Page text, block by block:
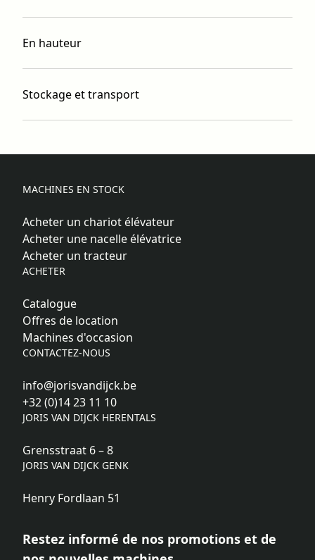
En hauteur
Stockage et transport
MACHINES EN STOCK
Acheter un chariot élévateur
Acheter une nacelle élévatrice
Acheter un tracteur
ACHETER
Catalogue
Offres de location
Machines d'occasion
CONTACTEZ-NOUS
info@jorisvandijck.be
+32 (0)14 23 11 10
JORIS VAN DIJCK HERENTALS
Grensstraat 6 – 8
JORIS VAN DIJCK GENK
Henry Fordlaan 51
Restez informé de nos promotions et de